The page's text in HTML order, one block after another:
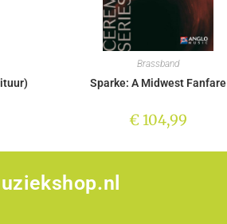
Brassband
Sparke: A Midwest Fanfare
€104,99